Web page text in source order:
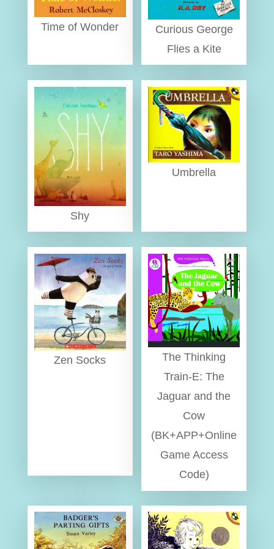
Time of Wonder
Curious George
Flies a Kite
Shy
Umbrella
Zen Socks
The Thinking
Train-E: The
Jaguar and the
Cow
(BK+APP+Online
Game Access
Code)